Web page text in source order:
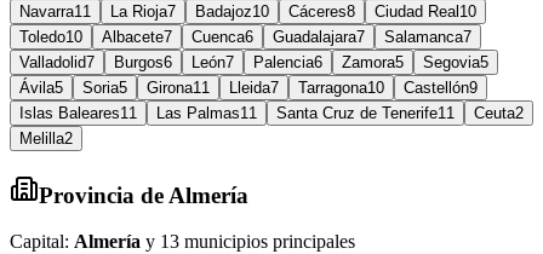
Navarra11 La Rioja7 Badajoz10 Cáceres8 Ciudad Real 10
Toledo10 Albacete7 Cuenca6 Guadalajara7 Salamanca7
Valladolid7 Burgos6 León7 Palencia6 Zamora5 Segovia5
Ávila5 Soria5 Girona11 Lleida7 Tarragona10 Castellón9
Islas Baleares11 Las Palmas11 Santa Cruz de Tenerife11 Ceuta2
Melilla2
Provincia de Almería
Capital: Almería y 13 municipios principales